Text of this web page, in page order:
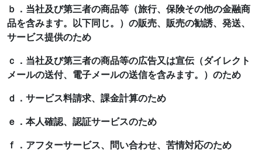
ｂ．当社及び第三者の商品等（旅行、保険その他の金融商
品を含みます。以下同じ。）の販売、販売の勧誘、発送、
サービス提供のため
ｃ．当社及び第三者の商品等の広告又は宣伝（ダイレクト
メールの送付、電子メールの送信を含みます。）のため
ｄ．サービス料請求、課金計算のため
ｅ．本人確認、認証サービスのため
ｆ．アフターサービス、問い合わせ、苦情対応のため